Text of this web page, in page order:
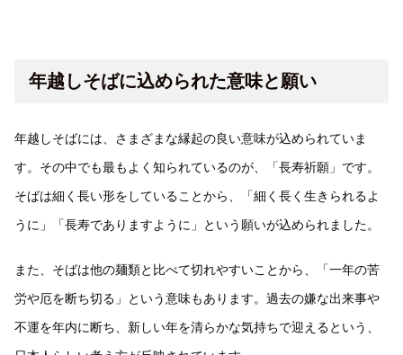
年越しそばに込められた意味と願い
年越しそばには、さまざまな縁起の良い意味が込められていま
す。その中でも最もよく知られているのが、「長寿祈願」です。
そばは細く長い形をしていることから、「細く長く生きられるよ
うに」「長寿でありますように」という願いが込められました。
また、そばは他の麺類と比べて切れやすいことから、「一年の苦
労や厄を断ち切る」という意味もあります。過去の嫌な出来事や
不運を年内に断ち、新しい年を清らかな気持ちで迎えるという、